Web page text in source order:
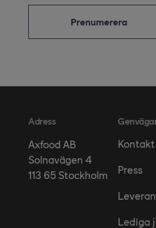
Prenumerera
Adress
Axfood AB
Solnavägen 4
113 65 Stockholm
Kontakt
Press
Lediga